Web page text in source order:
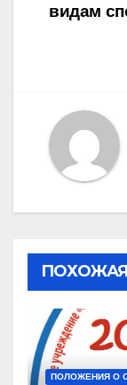
видам
ПОЛОЖЕНИЯ О